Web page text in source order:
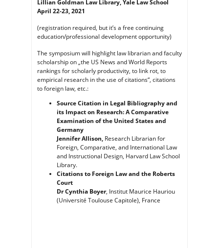
Law
Lillian Goldman Law Library, Yale Law School
April 22-23, 2021
(registration required, but it’s a free continuing
education/professional development opportunity)
The symposium will highlight law librarian and faculty
scholarship on „the US News and World Reports
rankings for scholarly productivity, to link rot, to
empirical research in the use of citations“, citations
to foreign law, etc.:
Source Citation in Legal Bibliography and
its Impact on Research: A Comparative
Examination of the United States and
Germany
Jennifer Allison, Research Librarian for
Foreign, Comparative, and International Law
and Instructional Design, Harvard Law School
Library.
Citations to Foreign Law and the Roberts
Court
Dr Cynthia Boyer, Institut Maurice Hauriou
(Université Toulouse Capitole), France